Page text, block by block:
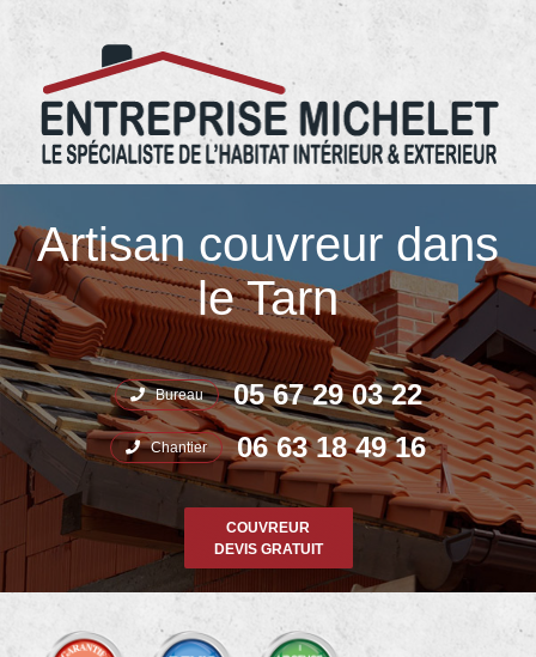
05.67.29.03.22 Entreprise Michelet
Artisan couvreur dans
le Tarn
Bureau 05 67 29 03 22
Chantier 06 63 18 49 16
COUVREUR
DEVIS GRATUIT